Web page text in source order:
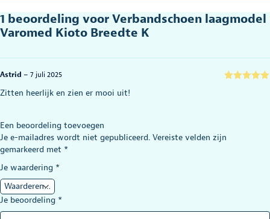
1 beoordeling voor Verbandschoen laagmodel
Varomed Kioto Breedte K
Astrid – 7 juli 2025
Zitten heerlijk en zien er mooi uit!
Een beoordeling toevoegen
Je e-mailadres wordt niet gepubliceerd. Vereiste velden zijn
gemarkeerd met *
Je waardering *
Je beoordeling *